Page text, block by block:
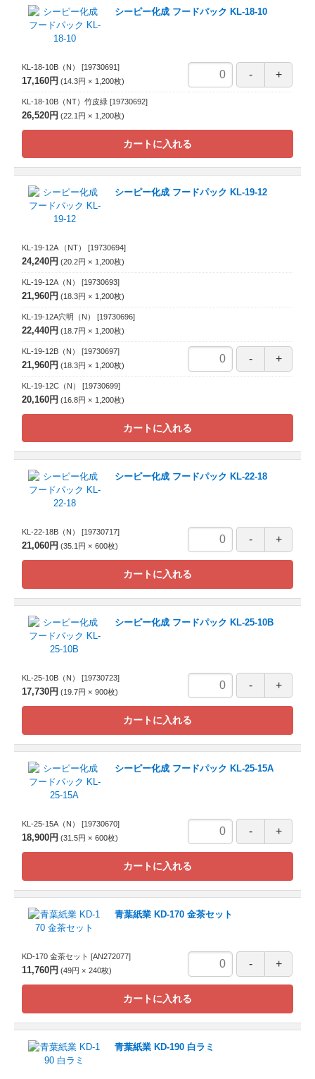
シーピー化成 フードパック KL-18-10
KL-18-10B（N） [19730691]
17,160円 14.3円 1,200枚
KL-18-10B（NT）竹皮緑 [19730692]
26,520円 22.1円 1,200枚
カートに入れる
シーピー化成 フードパック KL-19-12
KL-19-12A （NT） [19730694]
24,240円 20.2円 1,200枚
KL-19-12A（N） [19730693]
21,960円 18.3円 1,200枚
KL-19-12A穴明（N） [19730696]
22,440円 18.7円 1,200枚
KL-19-12B（N） [19730697]
21,960円 18.3円 1,200枚
KL-19-12C（N） [19730699]
20,160円 16.8円 1,200枚
カートに入れる
シーピー化成 フードパック KL-22-18
KL-22-18B（N） [19730717]
21,060円 35.1円 600枚
カートに入れる
シーピー化成 フードパック KL-25-10B
KL-25-10B（N） [19730723]
17,730円 19.7円 900枚
カートに入れる
シーピー化成 フードパック KL-25-15A
KL-25-15A（N） [19730670]
18,900円 31.5円 600枚
カートに入れる
青葉紙業 KD-170 金茶セット
KD-170 金茶セット [AN272077]
11,760円 49円 240枚
カートに入れる
青葉紙業 KD-190 白ラミ